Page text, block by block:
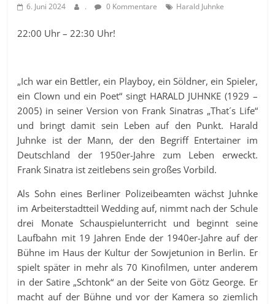
6. Juni 2024 . 0 Kommentare Harald Juhnke
22:00 Uhr – 22:30 Uhr!
„Ich war ein Bettler, ein Playboy, ein Söldner, ein Spieler,
ein Clown und ein Poet“ singt HARALD JUHNKE (1929 –
2005) in seiner Version von Frank Sinatras „That´s Life“
und bringt damit sein Leben auf den Punkt. Harald
Juhnke ist der Mann, der den Begriff Entertainer im
Deutschland der 1950er-Jahre zum Leben erweckt.
Frank Sinatra ist zeitlebens sein großes Vorbild.
Als Sohn eines Berliner Polizeibeamten wächst Juhnke
im Arbeiterstadtteil Wedding auf, nimmt nach der Schule
drei Monate Schauspielunterricht und beginnt seine
Laufbahn mit 19 Jahren Ende der 1940er-Jahre auf der
Bühne im Haus der Kultur der Sowjetunion in Berlin. Er
spielt später in mehr als 70 Kinofilmen, unter anderem
in der Satire „Schtonk“ an der Seite von Götz George. Er
macht auf der Bühne und vor der Kamera so ziemlich